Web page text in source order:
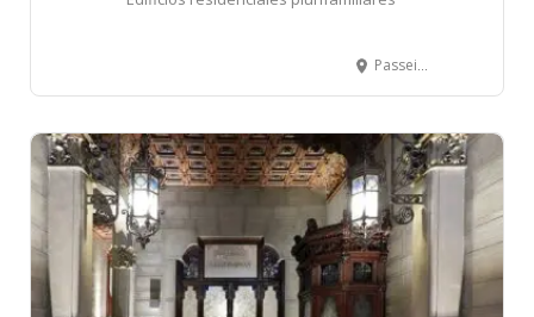
Passeig de Colom 11 - BARCELONA